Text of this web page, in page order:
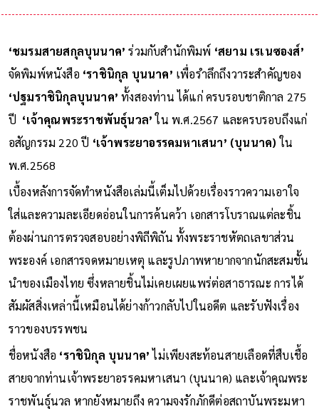
‘ชมรมสายสกุลบุนนาค’ร่วมกับสำนักพิมพ์ ‘สยาม เรเนซองส์’
จัดพิมพ์หนังสือ ‘ราชินิกุล บุนนาค’ เพื่อรำลึกถึงวาระสำคัญของ
‘ปฐมราชินิกุลบุนนาค’ ทั้งสองท่าน ได้แก่ ครบรอบชาติกาล 275
ปี ‘เจ้าคุณพระราชพันธุ์นวล’ใน พ.ศ.2567 และครบรอบถึงแก่
อสัญกรรม 220 ปี ‘เจ้าพระยาอรรคมหาเสนา’ (บุนนาค) ใน
พ.ศ.2568
เบื้องหลังการจัดทำหนังสือเล่มนี้เต็มไปด้วยเรื่องราวความเอาใจ
ใส่และความละเอียดอ่อนในการค้นคว้า เอกสารโบราณแต่ละชิ้น
ต้องผ่านการตรวจสอบอย่างพิถีพิถัน ทั้งพระราชหัตถเลขาส่วน
พระองค์ เอกสารจดหมายเหตุ และรูปภาพหายากจากนักสะสมชั้น
นำของเมืองไทย ซึ่งหลายชิ้นไม่เคยเผยแพร่ต่อสาธารณะ การได้
สัมผัสสิ่งเหล่านี้เหมือนได้ย่างก้าวกลับไปในอดีต และรับฟังเรื่อง
ราวของบรรพชน
ชื่อหนังสือ ‘ราชินิกุล บุนนาค’ไม่เพียงสะท้อนสายเลือดที่สืบเชื้อ
สายจากท่านเจ้าพระยาอรรคมหาเสนา (บุนนาค) และเจ้าคุณพระ
ราชพันธุ์นวล หากยังหมายถึง ความจงรักภักดีต่อสถาบันพระมหา